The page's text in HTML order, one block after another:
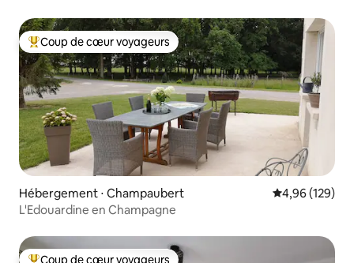
Coups de cœur voyageurs les plus appréciés
Coup de cœur voyageurs
Hébergement ⋅ Champaubert Évaluation
4,96 (129)
L'Edouardine en Champagne
Coup de cœur voyageurs